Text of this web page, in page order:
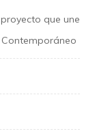
que une